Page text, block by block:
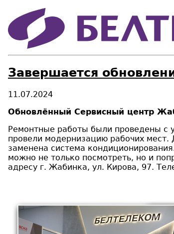
Завершается
11.07.2024
Обновлённый Сервисный центр
Ремонтные работы были проведены с
провели модернизацию рабочих мест.
заменена система
можно не только посмотреть, но и
адресу г. Жабинка, ул. Кирова, 97.